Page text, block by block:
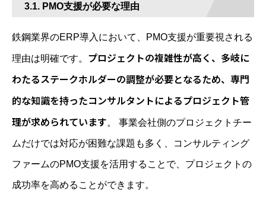
3.1. PMO支援が必要な理由
鉄鋼業界のERP導入において、PMO支援が重要視される
理由は明確です。 プロジェクトの複雑性が高く、多岐に
わたるステークホルダーの調整が必要となるため、専門
的な知識を持ったコンサルタントによるプロジェクト管
理が求められています。 事業会社側のプロジェクトチー
ムだけでは対応が困難な課題も多く、コンサルティング
ファームのPMO支援を活用することで、プロジェクトの
成功率を高めることができます。